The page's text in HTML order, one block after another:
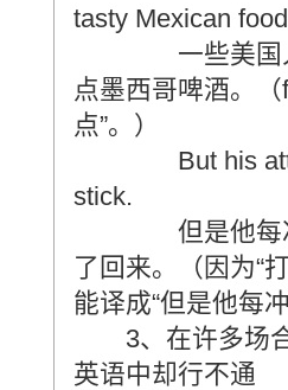
tasty Mexican
一些美国人越
点墨西哥啤酒。
点”。）
But his attack
stick.
但是他每冲一
了回来。（因为“
能译成“但是他每
3、在许多场合
英语中却行不通